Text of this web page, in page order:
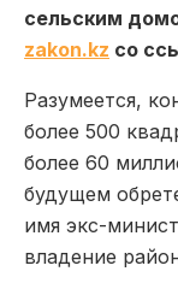
сельским
zakon.kz со
Разумеется,
более 500
более 60
будущем
имя экс-
владение